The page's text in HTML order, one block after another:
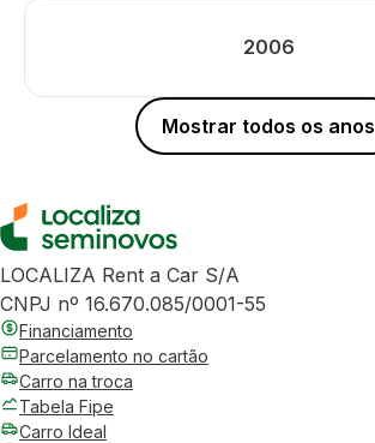
2006
Mostrar todos os anos
LOCALIZA Rent a Car S/A
CNPJ nº 16.670.085/0001-55
Financiamento
Parcelamento no cartão
Carro na troca
Tabela Fipe
Carro Ideal